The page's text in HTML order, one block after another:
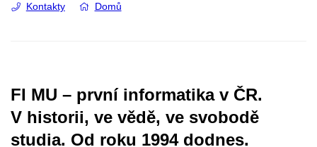
Kontakty Domů
FI MU – první informatika v ČR.
V historii, ve vědě, ve svobodě
studia. Od roku 1994 dodnes.